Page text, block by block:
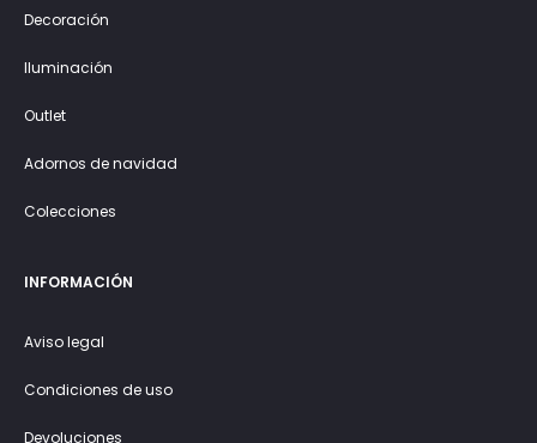
Decoración
Iluminación
Outlet
Adornos de navidad
Colecciones
INFORMACIÓN
Aviso legal
Condiciones de uso
Devoluciones